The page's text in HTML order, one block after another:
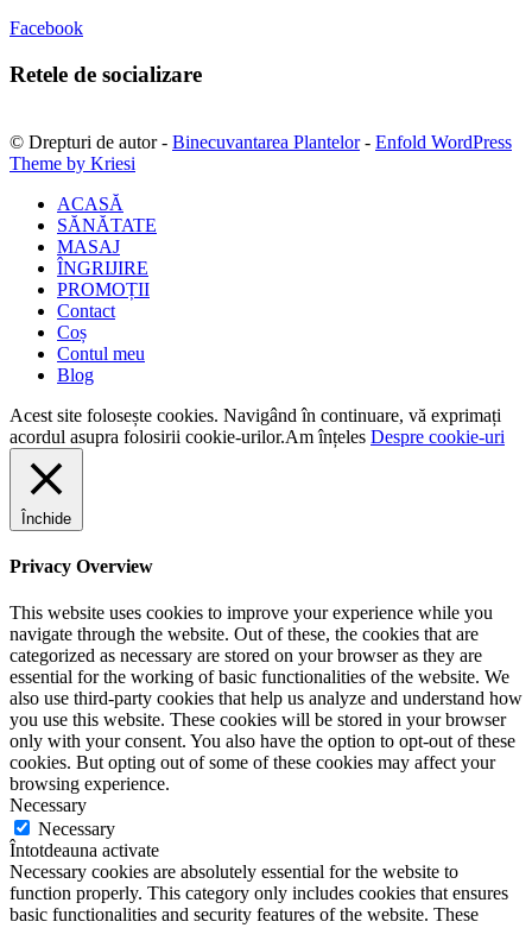
Facebook
Retele de socializare
© Drepturi de autor - Binecuvantarea Plantelor- Enfold WordPress
Theme by Kriesi
ACASĂ
SĂNĂTATE
MASAJ
ÎNGRIJIRE
PROMOȚII
Contact
Coș
Contul meu
Blog
Acest site folosește cookies. Navigând în continuare, vă exprimați
acordul asupra folosirii cookie-urilor.Am înțeles Despre cookie-uri
Închide
Privacy Overview
This website uses cookies to improve your experience while you
navigate through the website. Out of these, the cookies that are
categorized as necessary are stored on your browser as they are
essential for the working of basic functionalities of the website. We
also use third-party cookies that help us analyze and understand how
you use this website. These cookies will be stored in your browser
only with your consent. You also have the option to opt-out of these
cookies. But opting out of some of these cookies may affect your
browsing experience.
Necessary
Necessary
Întotdeauna activate
Necessary cookies are absolutely essential for the website to
function properly. This category only includes cookies that ensures
basic functionalities and security features of the website. These